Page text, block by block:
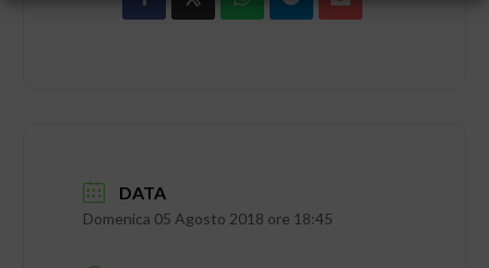
DATA
Domenica 05 Agosto 2018 ore 18:45